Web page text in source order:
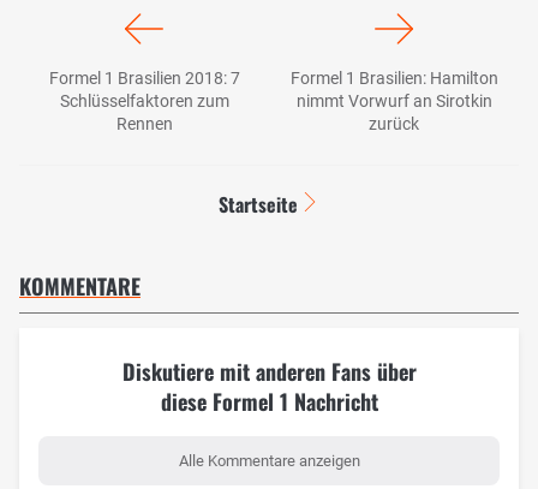
Formel 1 Brasilien 2018: 7
Schlüsselfaktoren zum
Rennen
Formel 1 Brasilien: Hamilton
nimmt Vorwurf an Sirotkin
zurück
Startseite
KOMMENTARE
Diskutiere mit anderen Fans über
diese Formel 1 Nachricht
Alle Kommentare anzeigen